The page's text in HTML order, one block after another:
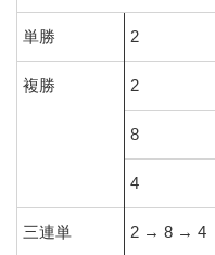
単勝 2
複勝 2
8
4
三連単 2 → 8 → 4